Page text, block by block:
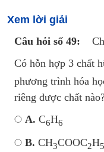
Xem lời giải
Câu hỏi số 49:
Có hỗn hợp 3 chất
phương trình hóa
riêng được chất
A. C6H6
B. CH3COOC2H5